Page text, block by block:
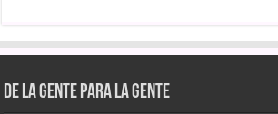
De la gente para la gente